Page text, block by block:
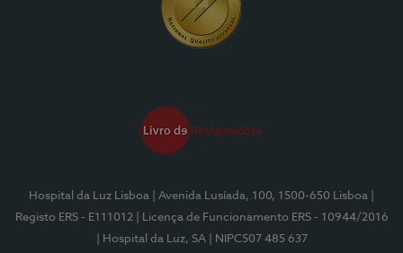
Hospital da Luz Lisboa | Avenida Lusíada, 100, 1500-650 Lisboa
Registo ERS - E111012
| Licença de Funcionamento ERS - 10944/2016
| Hospital da Luz, SA
| NIPC507 485 637